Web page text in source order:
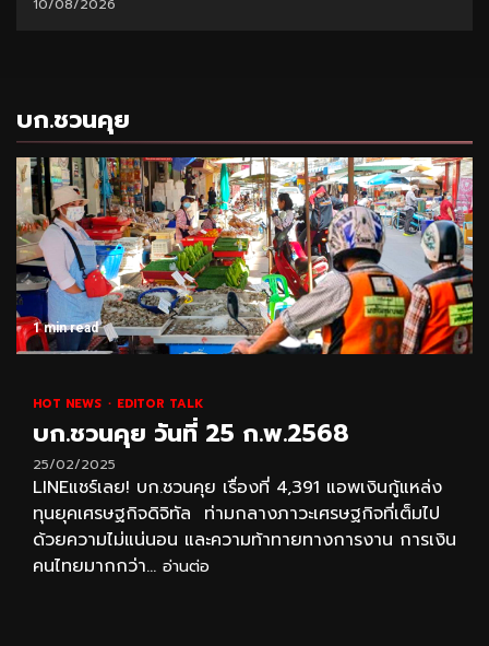
10/08/2026
บก.ชวนคุย
1 min read
HOT NEWS EDITOR TALK
บก.ชวนคุย วันที่ 25 ก.พ.2568
25/02/2025
LINEแชร์เลย! บก.ชวนคุย เรื่องที่ 4,391 แอพเงินกู้แหล่ง
ทุนยุคเศรษฐกิจดิจิทัล ท่ามกลางภาวะเศรษฐกิจที่เต็มไป
ด้วยความไม่แน่นอน และความท้าทายทางการงาน การเงิน
คนไทยมากกว่า... อ่านต่อ